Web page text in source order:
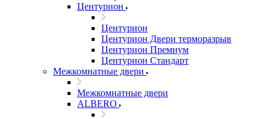
Центурион
Центурион
Центурион Двери терморазрыв
Центурион Премиум
Центурион Стандарт
Межкомнатные двери
Межкомнатные двери
ALBERO